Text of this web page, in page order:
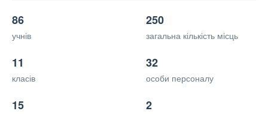
86
учнів
250
загальна кількість місць
11
класів
32
особи персоналу
15 2